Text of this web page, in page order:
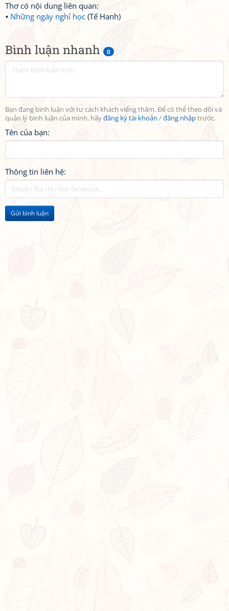
Bình luận nhanh 0
Bạn đang bình luận với tư cách khách viếng thăm. Để có thể theo dõi và
quản lý bình luận của mình, hãyđăng ký tài khoản /đăng nhậptrước.
Tên của bạn:
Thông tin liên hệ:
Gửi bình luận
Thơ có nội dung liên quan:
Những ngày nghỉ học (Tế Hanh)